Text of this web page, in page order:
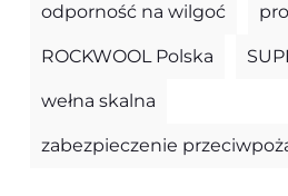
odporność na wilgoć
ROCKWOOL Polska
wełna skalna
zabezpieczenie